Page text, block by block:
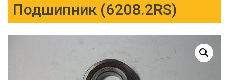
Подшипник (6208.2RS)